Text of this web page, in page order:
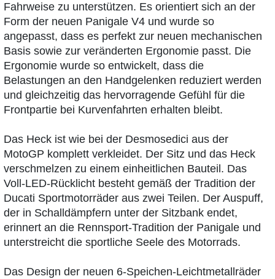
Fahrweise zu unterstützen. Es orientiert sich an der
Form der neuen Panigale V4 und wurde so
angepasst, dass es perfekt zur neuen mechanischen
Basis sowie zur veränderten Ergonomie passt. Die
Ergonomie wurde so entwickelt, dass die
Belastungen an den Handgelenken reduziert werden
und gleichzeitig das hervorragende Gefühl für die
Frontpartie bei Kurvenfahrten erhalten bleibt.
Das Heck ist wie bei der Desmosedici aus der
MotoGP komplett verkleidet. Der Sitz und das Heck
verschmelzen zu einem einheitlichen Bauteil. Das
Voll-LED-Rücklicht besteht gemäß der Tradition der
Ducati Sportmotorräder aus zwei Teilen. Der Auspuff,
der in Schalldämpfern unter der Sitzbank endet,
erinnert an die Rennsport-Tradition der Panigale und
unterstreicht die sportliche Seele des Motorrads.
Das Design der neuen 6-Speichen-Leichtmetallräder